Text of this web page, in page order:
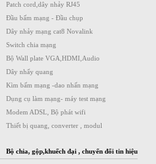
Patch cord,dây nhảy RJ45
Đầu bấm mạng - Đầu chụp
Dây nhảy mạng cat8 Novalink
Switch chia mạng
Bộ Wall plate VGA,HDMI,Audio
Dây nhẩy quang
Kìm bấm mạng -dao nhấn mạng
Dụng cụ làm mạng- máy test mạng
Modem ADSL, Bộ phát wifi
Thiết bị quang, converter , modul
Bộ chia, gộp,khuếch đại , chuyển đổi tin hiệu